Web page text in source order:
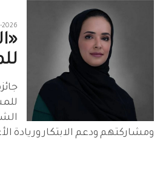
2026
ومشاركتهم ودعم الابتكار وريادة